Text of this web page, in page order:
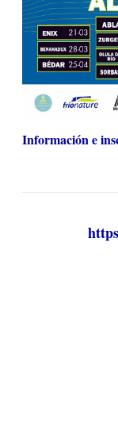
Información e